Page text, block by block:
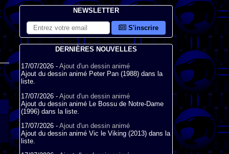
NEWSLETTER
S'inscrire
DERNIÈRES NOUVELLES
17/07/2026 - Ajout d'un dessin animé
Ajout du dessin animé Peter Pan (1988) dans la
liste.
17/07/2026 - Ajout d'un dessin animé
Ajout du dessin animé Le Bossu de Notre-Dame
(1996) dans la liste.
17/07/2026 - Ajout d'un dessin animé
Ajout du dessin animé Vic le Viking (2013) dans la
liste.